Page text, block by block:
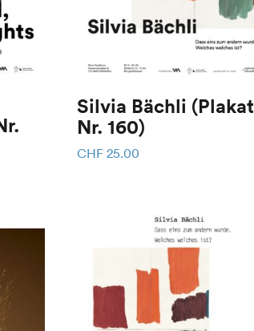
Silvia Bächli (Plakat
Nr. 160)
CHF 25.00